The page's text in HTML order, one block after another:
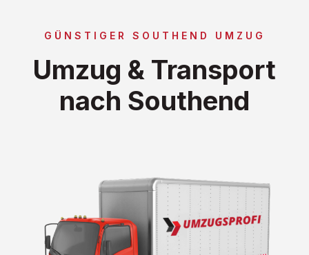
GÜNSTIGER SOUTHEND UMZUG
Umzug & Transport
nach Southend